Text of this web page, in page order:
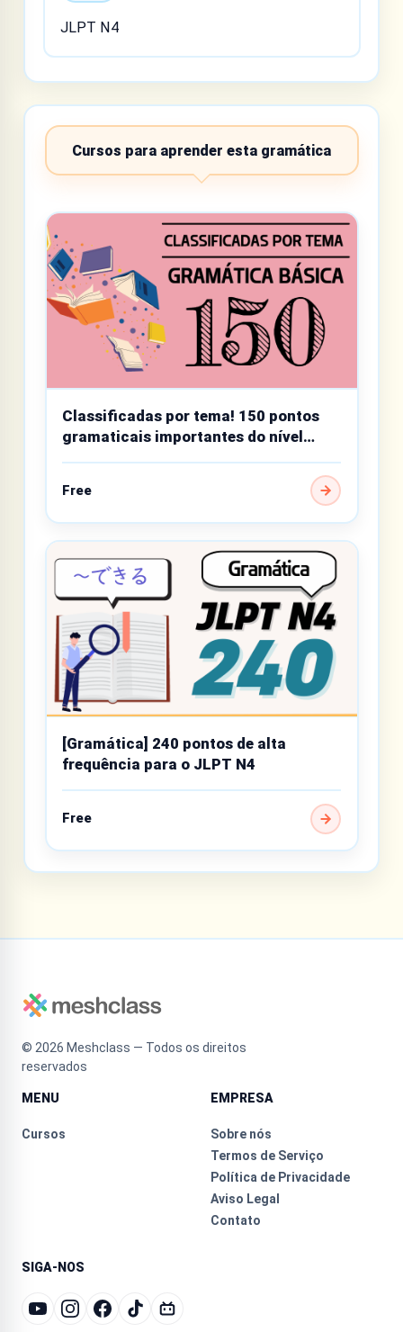
JLPT N4
Cursos para aprender esta gramática
Classificadas por tema! 150 pontos
gramaticais importantes do nível
Free
[Gramática] 240 pontos de alta
frequência para o JLPT N4
Free
© 2026 Meshclass — Todos os direitos
reservados
MENU
Cursos
EMPRESA
Sobre nós
Termos de Serviço
Política de Privacidade
Aviso Legal
Contato
SIGA-NOS